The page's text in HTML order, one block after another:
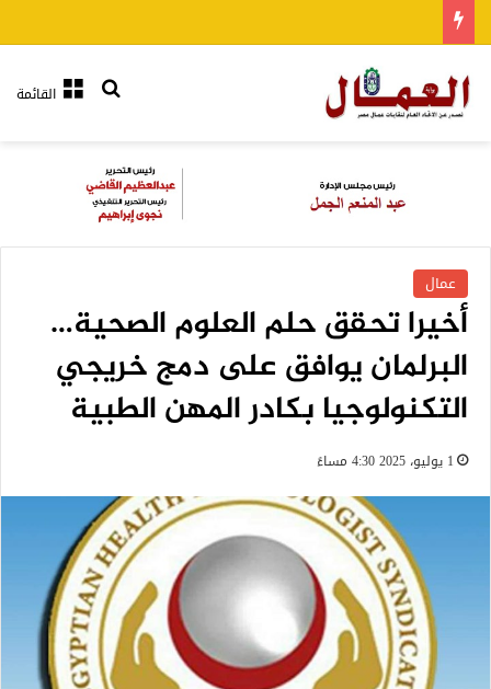
القائمةبحث عن
عمال
أخيرا تحقق حلم العلوم الصحية…
البرلمان يوافق على دمج خريجي
التكنولوجيا بكادر المهن الطبية
1 يوليو، 2025 4:30 مساءً